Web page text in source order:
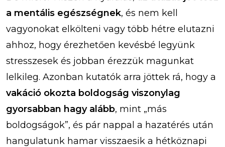
a mentális egészségnek, és nem kell
vagyonokat elkölteni vagy több hétre elutazni
ahhoz, hogy érezhetően kevésbé legyünk
stresszesek és jobban érezzük magunkat
lelkileg. Azonban kutatók arra jöttek rá, hogy a
vakáció okozta boldogság viszonylag
gyorsabban hagy alább, mint „más
boldogságok”, és pár nappal a hazatérés után
hangulatunk hamar visszaesik a hétköznapi